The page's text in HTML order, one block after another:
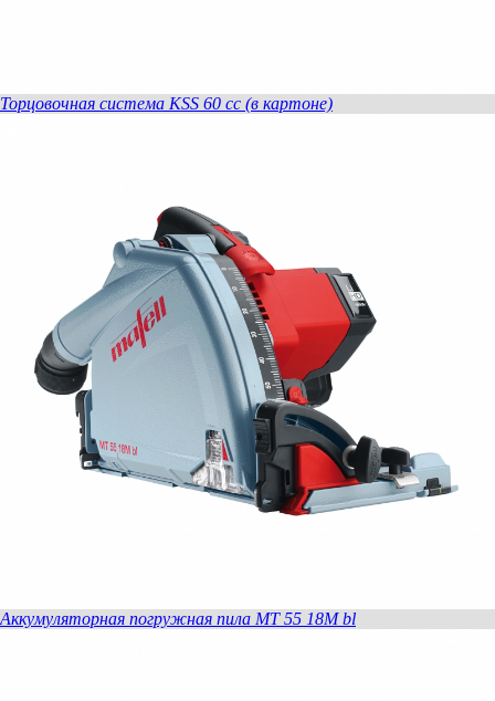
Торцовочная система KSS 60 cc (в картоне)
Аккумуляторная погружная пила MT 55 18M bl